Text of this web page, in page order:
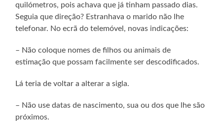
quilómetros, pois achava que já tinham passado dias.
Seguia que direção? Estranhava o marido não lhe
telefonar. No ecrã do telemóvel, novas indicações:
– Não coloque nomes de filhos ou animais de
estimação que possam facilmente ser descodificados.
Lá teria de voltar a alterar a sigla.
– Não use datas de nascimento, sua ou dos que lhe são
próximos.